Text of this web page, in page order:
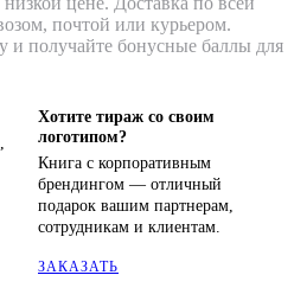
почтой или курьером.
и получайте бонусные баллы для
Хотите тираж со своим
логотипом?
Книга с корпоративным
брендингом — отличный
подарок вашим партнерам,
сотрудникам и клиентам.
ЗАКАЗАТЬ